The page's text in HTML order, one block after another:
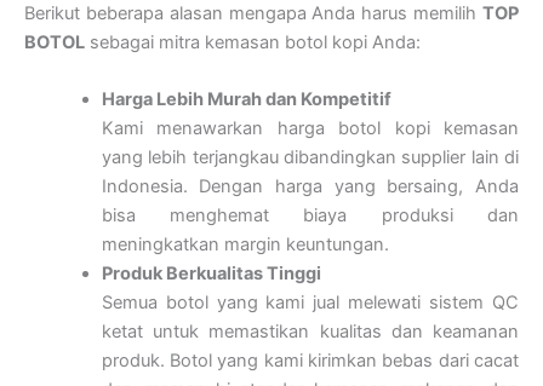
Berikut beberapa alasan mengapa Anda harus memilih TOP
BOTOL sebagai mitra kemasan botol kopi Anda:
Harga Lebih Murah dan Kompetitif
Kami menawarkan harga botol kopi kemasan
yang lebih terjangkau dibandingkan supplier lain di
Indonesia. Dengan harga yang bersaing, Anda
bisa menghemat biaya produksi dan
meningkatkan margin keuntungan.
Produk Berkualitas Tinggi
Semua botol yang kami jual melewati sistem QC
ketat untuk memastikan kualitas dan keamanan
produk. Botol yang kami kirimkan bebas dari cacat